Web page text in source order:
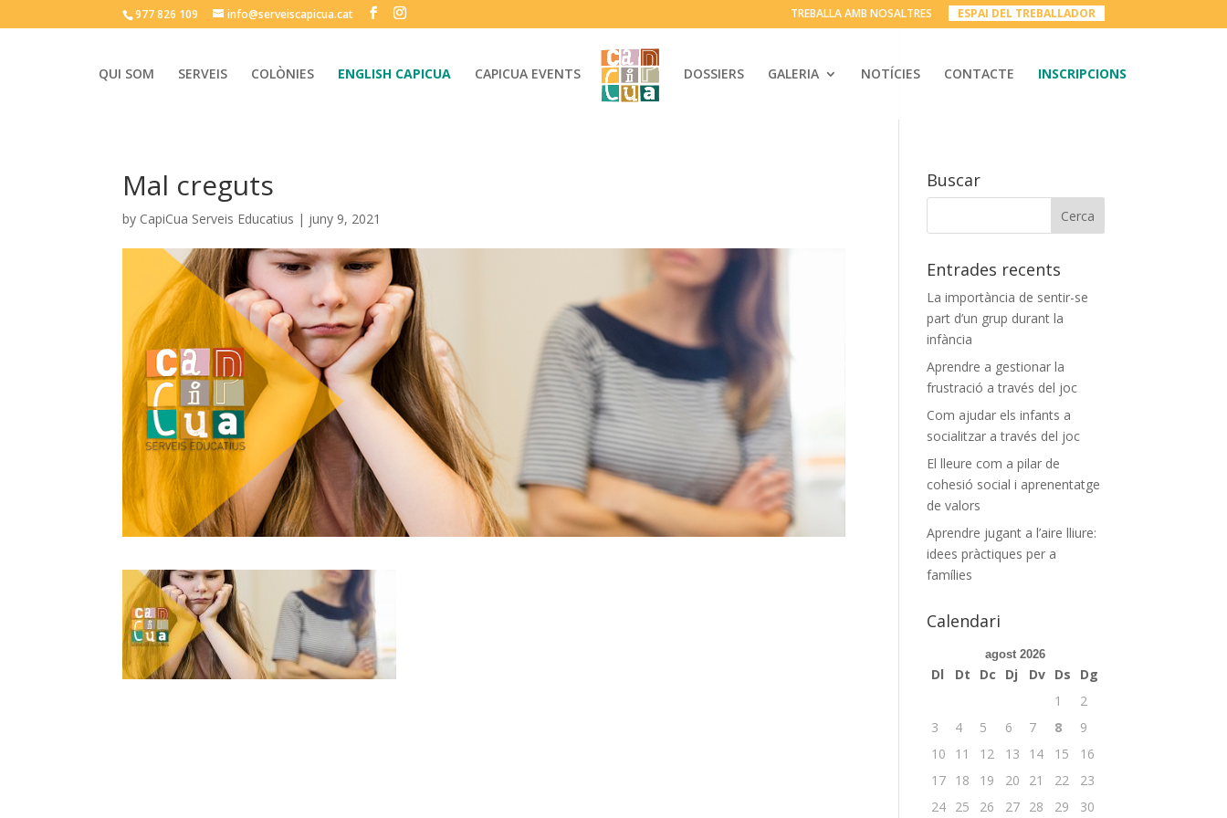
977 826 109 info@serveiscapicua.cat TREBALLA AMB NOSALTRES ESPAI DEL TREBALLADOR__
QUI SOM SERVEIS COLÒNIES ENGLISH CAPICUA CAPICUA EVENTS DOSSIERS GALERIA NOTÍCIES CONTACTE INSCRIPCIONS
Mal creguts
by CapiCua Serveis Educatius | juny 9, 2021
Buscar
Entrades recents
La importància de sentir-se
part d’un grup durant la
infància
Aprendre a gestionar la
frustració a través del joc
Com ajudar els infants a
socialitzar a través del joc
El lleure com a pilar de
cohesió social i aprenentatge
de valors
Aprendre jugant a l’aire lliure:
idees pràctiques per a
famílies
Calendari
agost 2026
Dl Dt Dc Dj Dv Ds
Dg
1
2
3
4 5 6 7 8
9
10
11 12 13 14 15
16
17 18 19 20 21 22
23
24 25 26 27 28 29 30